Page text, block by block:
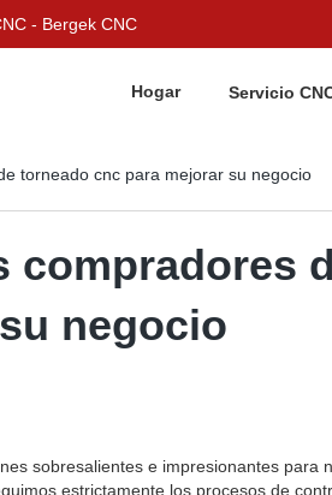
- Bergek CNC
Hogar Servicio
torneado cnc para mejorar su negocio
negocio
sobresalientes e impresionantes para
estrictamente los procesos de